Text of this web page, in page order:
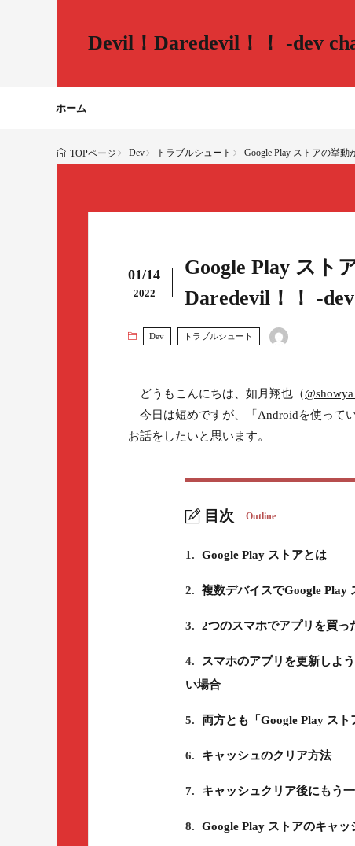
Devil！Daredevil！！ -dev
ホーム
TOPページ Dev トラブルシュート Google Play ストアの挙動
01/14
2022
Google Play スト
Daredevil！！ -
Dev トラブルシュート
どうもこんにちは、如月翔也（
今日は短めですが、「Androidを使って
お話をしたいと思います。
目次 Outline
1. Google Play ストアとは
2. 複数デバイスでGoogle Play
3. 2つのスマホでアプリを買
4.
スマホのアプリを更新しよ
い場合
5. 両方とも「Google Play ス
6. キャッシュのクリア方法
7. キャッシュクリア後にもう
8. Google Play ストアのキャ